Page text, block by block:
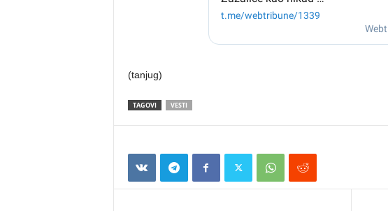
(tanjug)
TAGOVI VESTI